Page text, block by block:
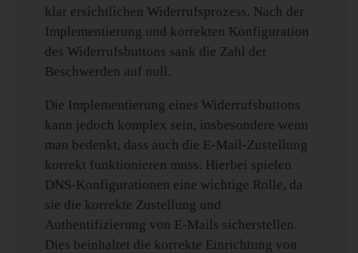
klar ersichtlichen Widerrufsprozess. Nach der
Implementierung und korrekten Konfiguration
des Widerrufsbuttons sank die Zahl der
Beschwerden auf null.
Die Implementierung eines Widerrufsbuttons
kann jedoch komplex sein, insbesondere wenn
man bedenkt, dass auch die E-Mail-Zustellung
korrekt funktionieren muss. Hierbei spielen
DNS-Konfigurationen eine wichtige Rolle, da
sie die korrekte Zustellung und
Authentifizierung von E-Mails sicherstellen.
Dies beinhaltet die korrekte Einrichtung von